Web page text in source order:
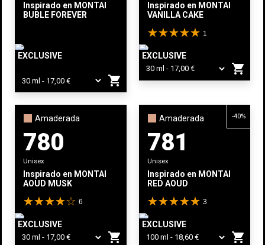
Inspirado en MONTALE
BUBLE FOREVER
EXCLUSIVE
shopping_cart
Inspirado en MONTALE
VANILLA CAKE
1
EXCLUSIVE
shopping_cart
Amaderada
780
Unisex
Inspirado en MONTALE
AOUD MUSK
6
EXCLUSIVE
shopping_cart
Amaderada
781
Unisex
Inspirado en MONTALE
RED AOUD
3
-40%
EXCLUSIVE
shopping_cart